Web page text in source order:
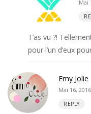
Mai
T’as vu ?!
pour l’un d’eux
Emy Jolie
Mai 16,
REPLY